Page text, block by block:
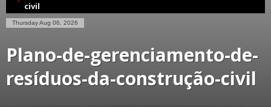
civil
Thursday Aug 06, 2026
Plano-de-gerenciamento-de-
resíduos-da-construção-civil